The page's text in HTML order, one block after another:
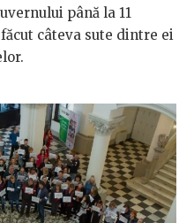
până la 11
câteva sute dintre ei